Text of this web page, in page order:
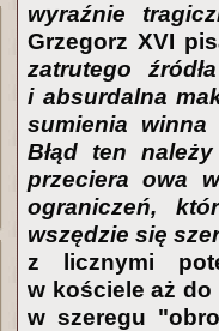
wyraźnie
Grzegorz XVI
zatrutego
i absurdalna
sumienia winna
Błąd ten
przeciera owa
ograniczeń,
wszędzie się
z licznymi
w kościele aż do
w szeregu